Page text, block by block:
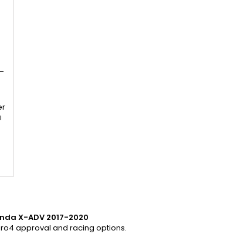
X-ADV 2017-2020
approval and racing options.